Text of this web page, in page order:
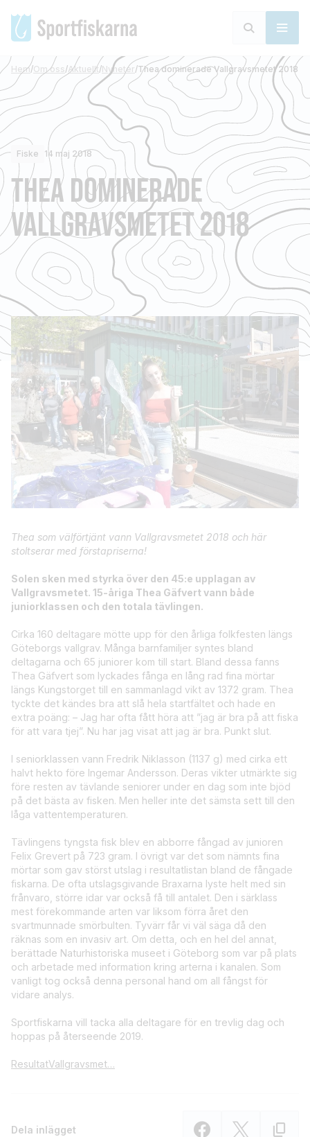
Hem/Om oss/Aktuellt/Nyheter/Thea dominerade Vallgravsmetet 2018
Fiske 14 maj 2018
THEA DOMINERADE
VALLGRAVSMETET 2018
Thea som välförtjänt vann Vallgravsmetet 2018 och här
stoltserar med förstapriserna!
Solen sken med styrka över den 45:e upplagan av
Vallgravsmetet. 15-åriga Thea Gäfvert vann både
juniorklassen och den totala tävlingen.
Cirka 160 deltagare mötte upp för den årliga folkfesten längs
Göteborgs vallgrav. Många barnfamiljer syntes bland
deltagarna och 65 juniorer kom till start. Bland dessa fanns
Thea Gäfvert som lyckades fånga en lång rad fina mörtar
längs Kungstorget till en sammanlagd vikt av 1372 gram. Thea
tyckte det kändes bra att slå hela startfältet och hade en
extra poäng: – Jag har ofta fått höra att ”jag är bra på att fiska
för att vara tjej”. Nu har jag visat att jag är bra. Punkt slut.
I seniorklassen vann Fredrik Niklasson (1137 g) med cirka ett
halvt hekto före Ingemar Andersson. Deras vikter utmärkte sig
före resten av tävlande seniorer under en dag som inte bjöd
på det bästa av fisken. Men heller inte det sämsta sett till den
låga vattentemperaturen.
Tävlingens tyngsta fisk blev en abborre fångad av junioren
Felix Grevert på 723 gram. I övrigt var det som nämnts fina
mörtar som gav störst utslag i resultatlistan bland de fångade
fiskarna. De ofta utslagsgivande Braxarna lyste helt med sin
frånvaro, större idar var också få till antalet. Den i särklass
mest förekommande arten var liksom förra året den
svartmunnade smörbulten. Tyvärr får vi väl säga då den
räknas som en invasiv art. Om detta, och en hel del annat,
berättade Naturhistoriska museet i Göteborg som var på plats
och arbetade med information kring arterna i kanalen. Som
vanligt tog också denna personal hand om all fångst för
vidare analys.
Sportfiskarna vill tacka alla deltagare för en trevlig dag och
hoppas på återseende 2019.
ResultatVallgravsmet…
Dela inlägget